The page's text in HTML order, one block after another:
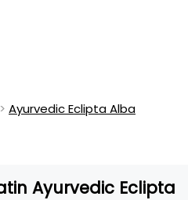
Ayurvedic Eclipta Alba
Ayurvedic Eclipta